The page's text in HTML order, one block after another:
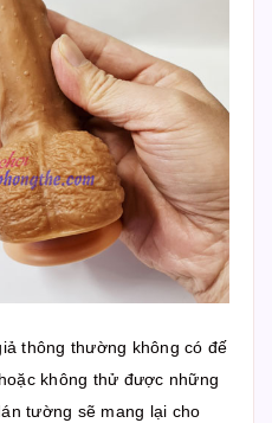
thông thường không có đế
không thử được những
tường sẽ mang lại cho